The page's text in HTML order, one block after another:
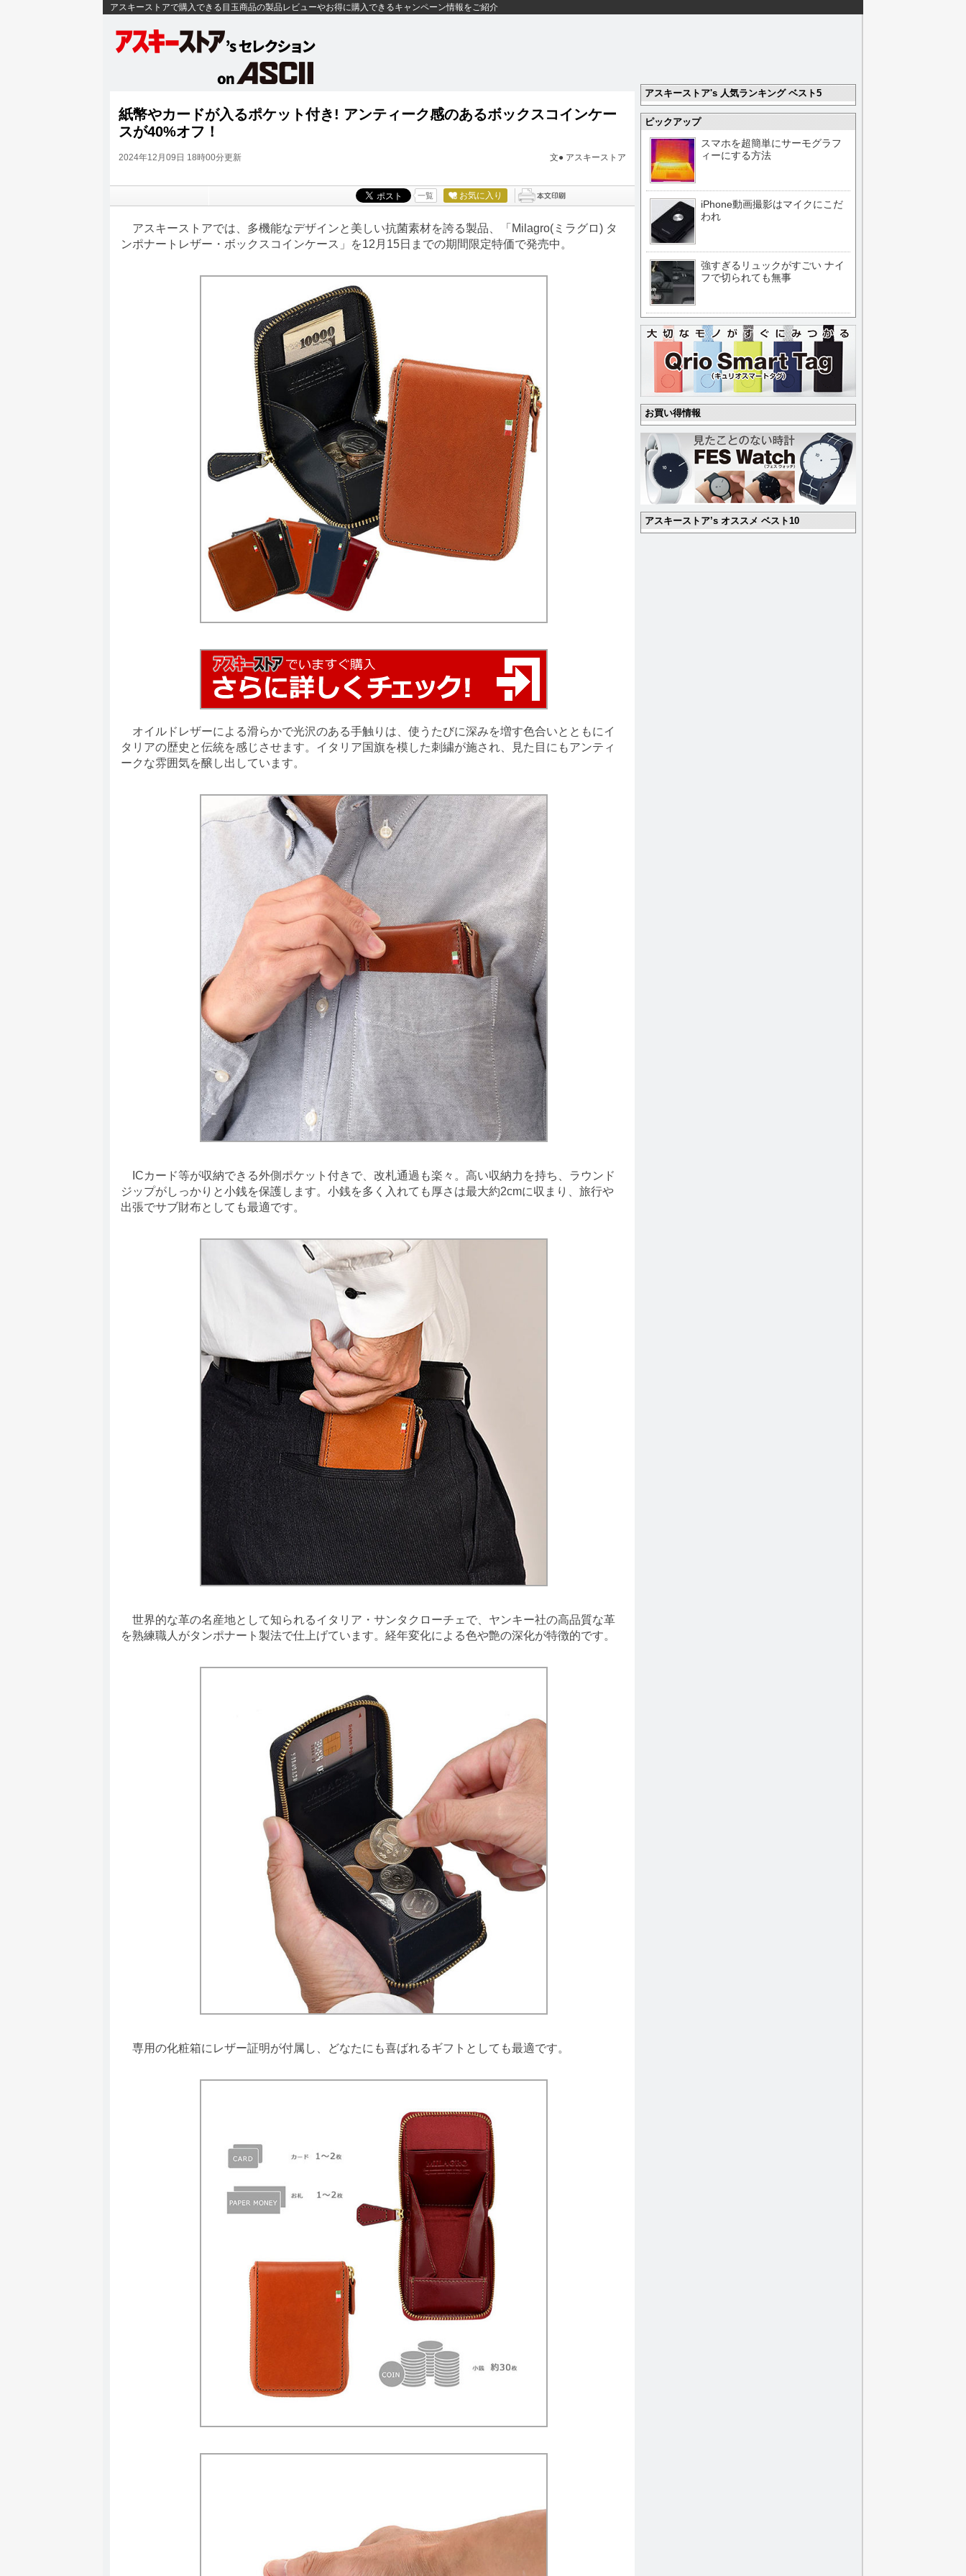
アスキーストアで購入できる目玉商品の製品レビューやお得に購入できるキャンペーン情報をご紹介
紙幣やカードが入るポケット付き! アンティーク感のあるボックスコインケー
スが40%オフ！
2024年12月09日 18時00分更新 文● アスキーストア
一覧 お気に入り
アスキーストアでは、多機能なデザインと美しい抗菌素材を誇る製品、「Milagro(ミラグロ) タ
ンポナートレザー・ボックスコインケース」を12月15日までの期間限定特価で発売中。
オイルドレザーによる滑らかで光沢のある手触りは、使うたびに深みを増す色合いとともにイ
タリアの歴史と伝統を感じさせます。イタリア国旗を模した刺繍が施され、見た目にもアンティ
ークな雰囲気を醸し出しています。
ICカード等が収納できる外側ポケット付きで、改札通過も楽々。高い収納力を持ち、ラウンド
ジップがしっかりと小銭を保護します。小銭を多く入れても厚さは最大約2cmに収まり、旅行や
出張でサブ財布としても最適です。
世界的な革の名産地として知られるイタリア・サンタクローチェで、ヤンキー社の高品質な革
を熟練職人がタンポナート製法で仕上げています。経年変化による色や艶の深化が特徴的です。
専用の化粧箱にレザー証明が付属し、どなたにも喜ばれるギフトとしても最適です。
アスキーストア's 人気ランキング ベスト5
ピックアップ
スマホを超簡単にサーモグラフ
ィーにする方法
iPhone動画撮影はマイクにこだ
われ
強すぎるリュックがすごい ナイ
フで切られても無事
お買い得情報
アスキーストア’s オススメ ベスト10